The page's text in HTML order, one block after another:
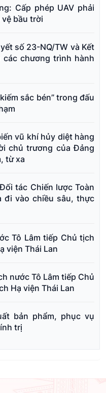
Cấp phép UAV phải
bầu trời
số 23-NQ/TW và Kết
chương trình hành
sắc bén” trong đấu
vũ khí hủy diệt hàng
chủ trương của Đảng
từ xa
tác Chiến lược Toàn
đi vào chiều sâu, thực
Tô Lâm tiếp Chủ tịch
viện Thái Lan
nước Tô Lâm tiếp Chủ
Hạ viện Thái Lan
bản phẩm, phục vụ
trị